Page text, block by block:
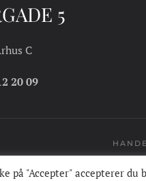
5
C
20 09
på "Accepter" accepterer du